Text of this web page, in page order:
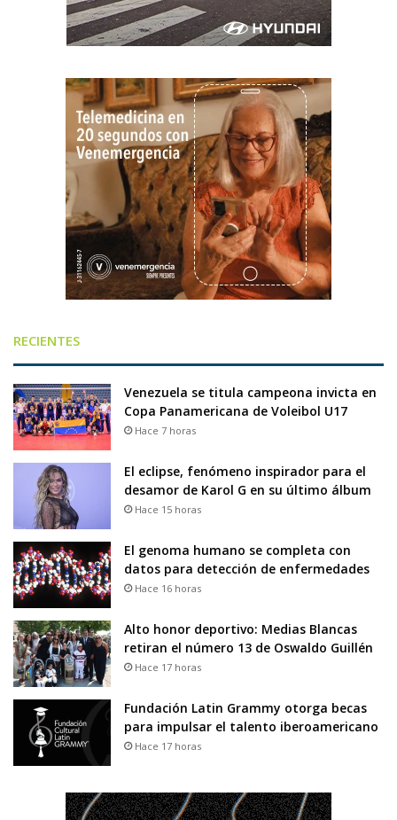
RECIENTES
Venezuela se titula campeona invicta en
Copa Panamericana de Voleibol U17
Hace 7 horas
El eclipse, fenómeno inspirador para el
desamor de Karol G en su último álbum
Hace 15 horas
El genoma humano se completa con
datos para detección de enfermedades
Hace 16 horas
Alto honor deportivo: Medias Blancas
retiran el número 13 de Oswaldo Guillén
Hace 17 horas
Fundación Latin Grammy otorga becas
para impulsar el talento iberoamericano
Hace 17 horas